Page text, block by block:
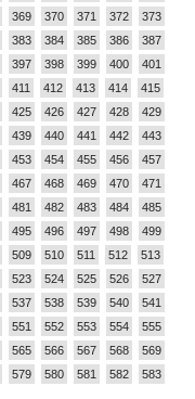
369 370 371 372
373
383 384 385 386
387
397 398 399 400
401
411 412 413 414
415
425 426 427 428
429
439 440 441 442
443
453 454 455 456
457
467 468 469 470
471
481 482 483 484
485
495 496 497 498
499
509 510 511 512
513
523 524 525 526
527
537 538 539 540
541
551 552 553 554
555
565 566 567 568
569
579 580 581 582
583